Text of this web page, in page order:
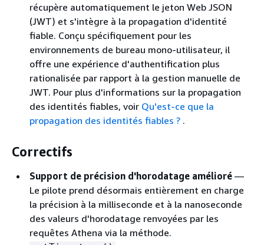
récupère automatiquement le jeton Web JSON
(JWT) et s'intègre à la propagation d'identité
fiable. Conçu spécifiquement pour les
environnements de bureau mono-utilisateur, il
offre une expérience d'authentification plus
rationalisée par rapport à la gestion manuelle de
JWT. Pour plus d'informations sur la propagation
des identités fiables, voir Qu'est-ce que la
propagation des identités fiables ? .
Correctifs
Support de précision d'horodatage amélioré —
Le pilote prend désormais entièrement en charge
la précision à la milliseconde et à la nanoseconde
des valeurs d'horodatage renvoyées par les
requêtes Athena via la méthode.